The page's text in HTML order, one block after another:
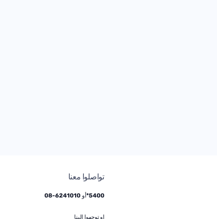
تواصلوا معنا
5400* أو 6241010
-
08
او توجهوا إلينا